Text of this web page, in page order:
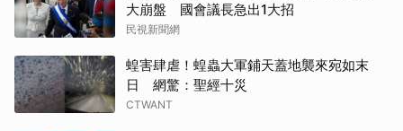
大崩盤 國會議長急出1大招
民視新聞網
蝗害肆虐！蝗蟲大軍鋪天蓋地襲來宛如末
日 網驚：聖經十災
CTWANT